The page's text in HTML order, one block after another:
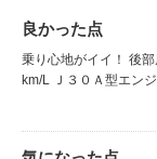
良かった点
乗り心地がイイ！ 後
km/L Ｊ３０Ａ型エン
外車or逆輸入車だと